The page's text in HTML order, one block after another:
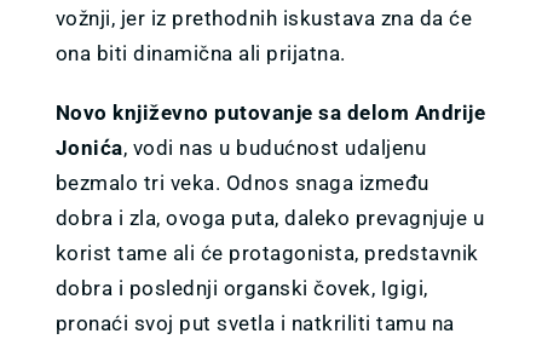
KONTAKT
GDE KUPITI?
vožnji, jer iz prethodnih iskustava zna da će
ona biti dinamična ali prijatna.
Novo književno putovanje sa delom Andrije
Jonića, vodi nas u budućnost udaljenu
bezmalo tri veka. Odnos snaga između
dobra i zla, ovoga puta, daleko prevagnjuje u
korist tame ali će protagonista, predstavnik
dobra i poslednji organski čovek, Igigi,
pronaći svoj put svetla i natkriliti tamu na